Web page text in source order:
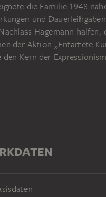
die Familie 1948
und
Hagemann
der Aktion „Entartete
den Kern der